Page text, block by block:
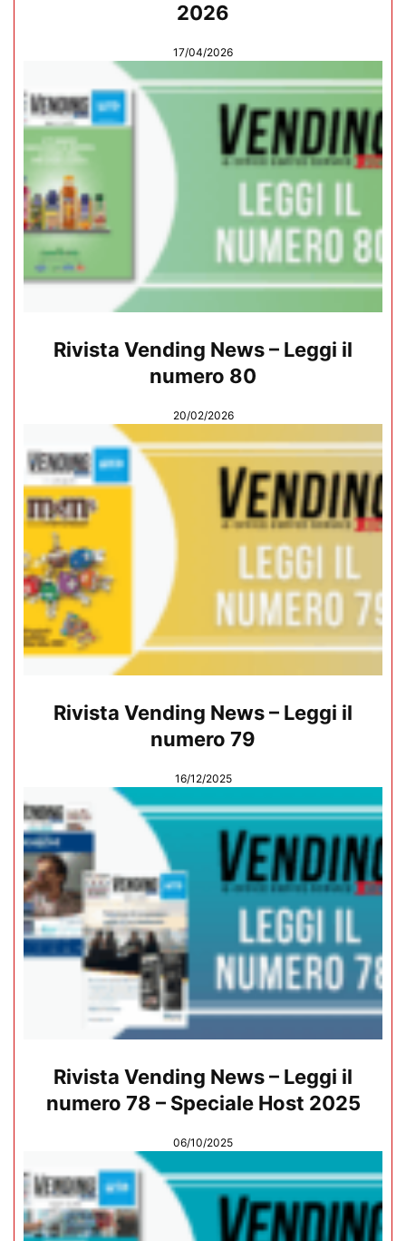
2026
17/04/2026
Rivista Vending News – Leggi il
numero 80
20/02/2026
Rivista Vending News – Leggi il
numero 79
16/12/2025
Rivista Vending News – Leggi il
numero 78 – Speciale Host 2025
06/10/2025